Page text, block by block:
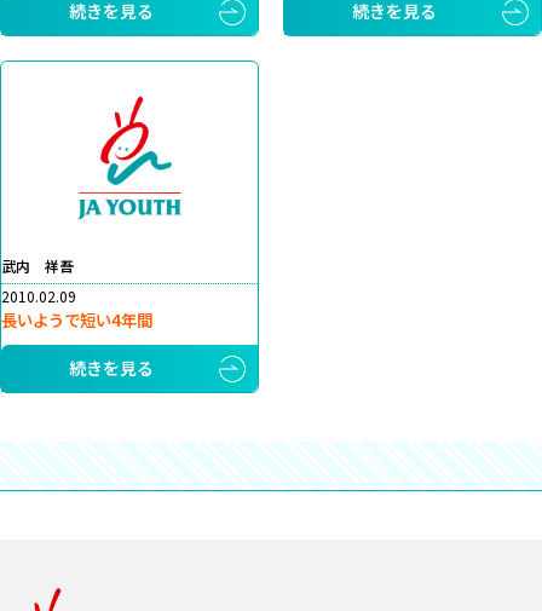
続きを見る
続きを見る
武内 祥吾
2010.02.09
長いようで短い4年間
続きを見る